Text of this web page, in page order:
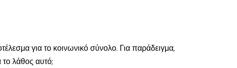
για το κοινωνικό σύνολο. Για παράδειγμα,
λάθος αυτό;